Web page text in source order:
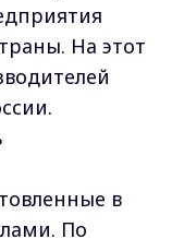
На этот
в
По